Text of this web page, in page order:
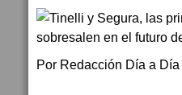
Por Redacción Día a Día